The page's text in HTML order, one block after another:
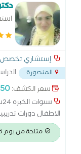
إستشاري تخصص
المنصورة
سعر الكشف:
الاطفال دورات
مدرب معتمد
التى شارك بالحضور فيها
متاحة من يوم 2026-08-08